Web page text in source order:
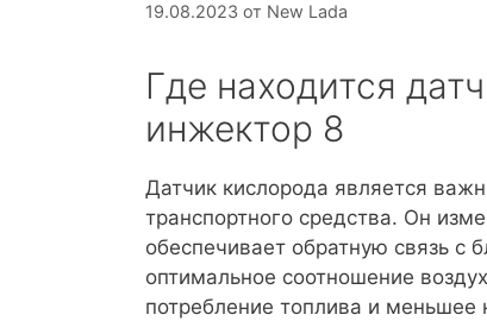
19.08.2023 от New Lada
Где находится
инжектор 8
Датчик кислорода является
транспортного средства. Он
обеспечивает обратную связь с
оптимальное соотношение
потребление топлива и меньшее